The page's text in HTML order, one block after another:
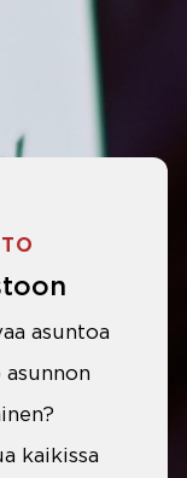
asuntoa
kaikissa